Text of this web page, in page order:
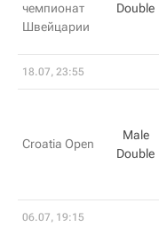
чемпионат
Швейцарии
Double
18.07, 23:55
Croatia Open
Male
Double
06.07, 19:15